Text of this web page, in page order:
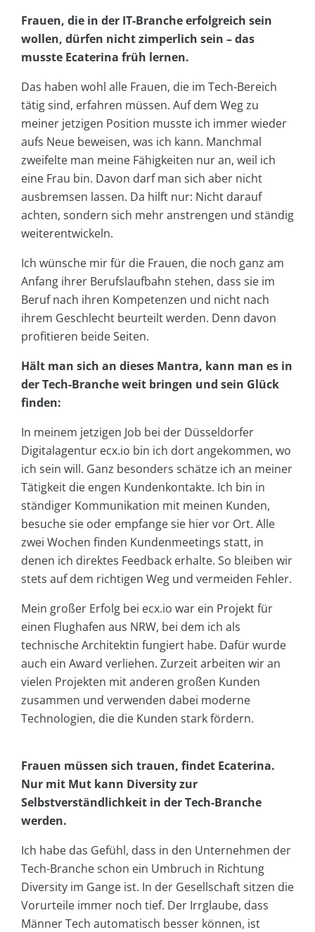
Frauen, die in der IT-Branche erfolgreich sein
wollen, dürfen nicht zimperlich sein – das
musste Ecaterina früh lernen.
Das haben wohl alle Frauen, die im Tech-Bereich
tätig sind, erfahren müssen. Auf dem Weg zu
meiner jetzigen Position musste ich immer wieder
aufs Neue beweisen, was ich kann. Manchmal
zweifelte man meine Fähigkeiten nur an, weil ich
eine Frau bin. Davon darf man sich aber nicht
ausbremsen lassen. Da hilft nur: Nicht darauf
achten, sondern sich mehr anstrengen und ständig
weiterentwickeln.
Ich wünsche mir für die Frauen, die noch ganz am
Anfang ihrer Berufslaufbahn stehen, dass sie im
Beruf nach ihren Kompetenzen und nicht nach
ihrem Geschlecht beurteilt werden. Denn davon
profitieren beide Seiten.
Hält man sich an dieses Mantra, kann man es in
der Tech-Branche weit bringen und sein Glück
finden:
In meinem jetzigen Job bei der Düsseldorfer
Digitalagentur ecx.io bin ich dort angekommen, wo
ich sein will. Ganz besonders schätze ich an meiner
Tätigkeit die engen Kundenkontakte. Ich bin in
ständiger Kommunikation mit meinen Kunden,
besuche sie oder empfange sie hier vor Ort. Alle
zwei Wochen finden Kundenmeetings statt, in
denen ich direktes Feedback erhalte. So bleiben wir
stets auf dem richtigen Weg und vermeiden Fehler.
Mein großer Erfolg bei ecx.io war ein Projekt für
einen Flughafen aus NRW, bei dem ich als
technische Architektin fungiert habe. Dafür wurde
auch ein Award verliehen. Zurzeit arbeiten wir an
vielen Projekten mit anderen großen Kunden
zusammen und verwenden dabei moderne
Technologien, die die Kunden stark fördern.
Frauen müssen sich trauen, findet Ecaterina.
Nur mit Mut kann Diversity zur
Selbstverständlichkeit in der Tech-Branche
werden.
Ich habe das Gefühl, dass in den Unternehmen der
Tech-Branche schon ein Umbruch in Richtung
Diversity im Gange ist. In der Gesellschaft sitzen die
Vorurteile immer noch tief. Der Irrglaube, dass
Männer Tech automatisch besser können, ist